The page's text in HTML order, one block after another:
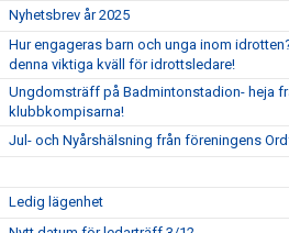
Nyhetsbrev år 2025
Hur engageras barn och unga inom
denna viktiga kväll för idrottsledare!
Ungdomsträff på Badmintonstadion- heja
klubbkompisarna!
Jul- och Nyårshälsning från föreningens
Ledig lägenhet